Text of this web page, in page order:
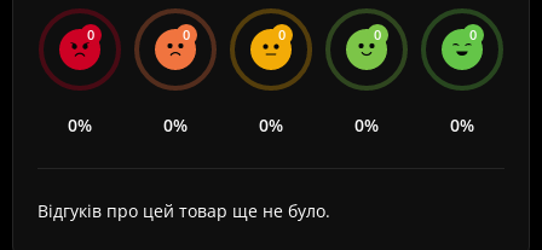
0
0%
0
0%
0
0%
0
0%
0
0%
Відгуків про цей товар ще не було.